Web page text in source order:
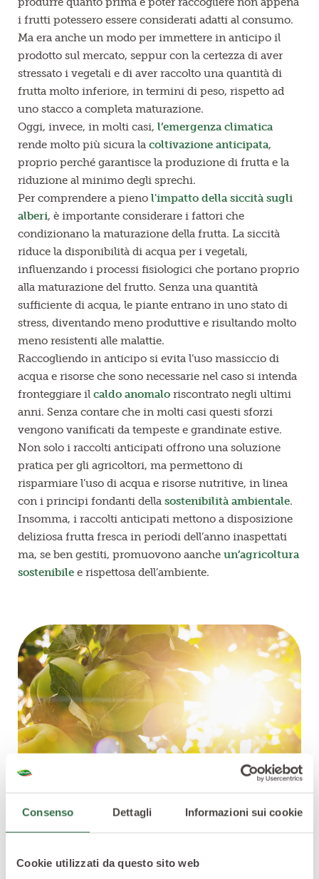
Consenso Dettagli Informazioni sui cookie
Cookie utilizzati da questo sito web
i frutti potessero essere considerati adatti al consumo.
Ma era anche un modo per immettere in anticipo il
prodotto sul mercato, seppur con la certezza di aver
stressato i vegetali e di aver raccolto una quantità di
frutta molto inferiore, in termini di peso, rispetto ad
uno stacco a completa maturazione.
Oggi, invece, in molti casi, l’emergenza climatica
rende molto più sicura la coltivazione anticipata,
proprio perché garantisce la produzione di frutta e la
riduzione al minimo degli sprechi.
Per comprendere a pieno l'impatto della siccità sugli
alberi, è importante considerare i fattori che
condizionano la maturazione della frutta. La siccità
riduce la disponibilità di acqua per i vegetali,
influenzando i processi fisiologici che portano proprio
alla maturazione del frutto. Senza una quantità
sufficiente di acqua, le piante entrano in uno stato di
stress, diventando meno produttive e risultando molto
meno resistenti alle malattie.
Raccogliendo in anticipo si evita l’uso massiccio di
acqua e risorse che sono necessarie nel caso si intenda
fronteggiare il caldo anomalo riscontrato negli ultimi
anni. Senza contare che in molti casi questi sforzi
vengono vanificati da tempeste e grandinate estive.
Non solo i raccolti anticipati offrono una soluzione
pratica per gli agricoltori, ma permettono di
risparmiare l’uso di acqua e risorse nutritive, in linea
con i principi fondanti della sostenibilità ambientale.
Insomma, i raccolti anticipati mettono a disposizione
deliziosa frutta fresca in periodi dell’anno inaspettati
ma, se ben gestiti, promuovono aanche un’agricoltura
sostenibile e rispettosa dell’ambiente.
Raccolta anticipata: tutti i benefici
Iraccolti anticipatioffrono numerosi benefici sia per